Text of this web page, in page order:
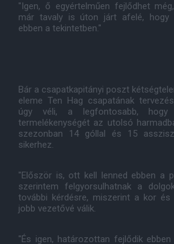
"Igen, ő egyértelműen fejlődhet
már tavaly is úton járt afelé, hogy
ebben a tekintetben."
Bár a csapatkapitányi poszt
eleme Ten Hag csapatának
úgy véli, a legfontosabb, hogy
termelékenységét az utolsó
szezonban 14 góllal és 15
sikerhez.
"Először is, ott kell lenned ebben a
szerintem felgyorsulhatnak a
további kérdésre, miszerint a kor
jobb vezetővé válik.
"És igen, határozottan fejlődik